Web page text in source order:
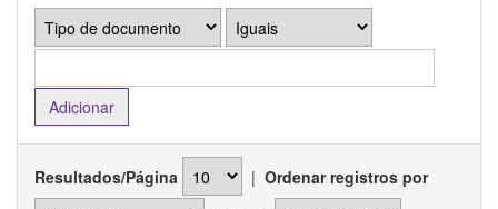
Resultados/Página | Ordenar registros por